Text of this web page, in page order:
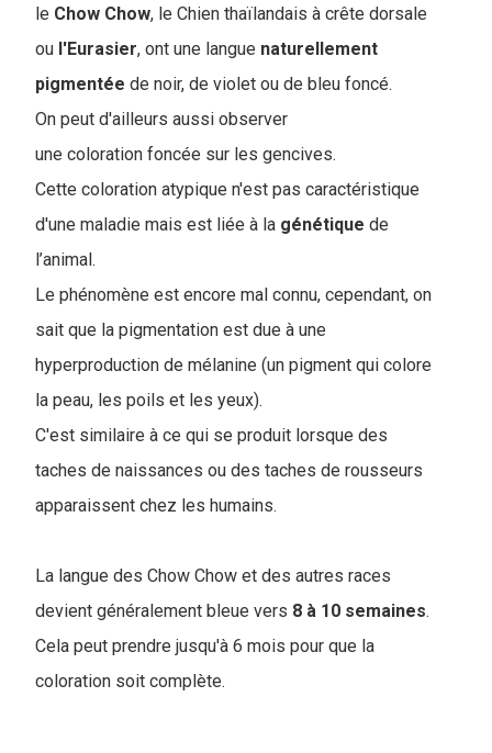
le Chow Chow, le Chien thaïlandais à crête dorsale
ou l'Eurasier, ont une langue naturellement
pigmentée de noir, de violet ou de bleu foncé.
On peut d'ailleurs aussi observer
une coloration foncée sur les gencives.
Cette coloration atypique n'est pas caractéristique
d'une maladie mais est liée à la génétique de
l’animal.
Le phénomène est encore mal connu, cependant, on
sait que la pigmentation est due à une
hyperproduction de mélanine (un pigment qui colore
la peau, les poils et les yeux).
C'est similaire à ce qui se produit lorsque des
taches de naissances ou des taches de rousseurs
apparaissent chez les humains.
La langue des Chow Chow et des autres races
devient généralement bleue vers 8 à 10 semaines.
Cela peut prendre jusqu'à 6 mois pour que la
coloration soit complète.